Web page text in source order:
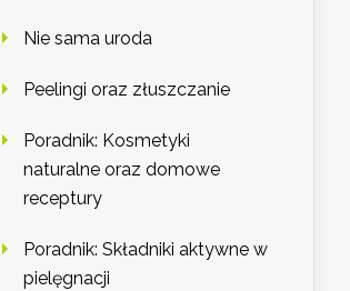
Nie sama uroda
Peelingi oraz złuszczanie
Poradnik: Kosmetyki
naturalne oraz domowe
receptury
Poradnik: Składniki aktywne w
pielęgnacji